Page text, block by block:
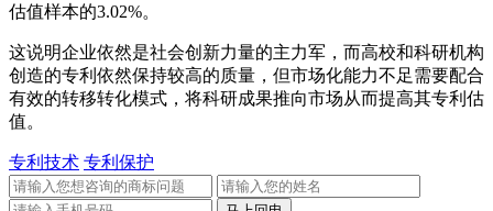
估值样本的3.02%。
这说明企业依然是社会创新力量的主力军，而高校和科研机构
创造的专利依然保持较高的质量，但市场化能力不足需要配合
有效的转移转化模式，将科研成果推向市场从而提高其专利估
值。
专利技术 专利保护